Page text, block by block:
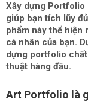
Xây dựng Portfolio
giúp bạn tích lũy
phẩm này thể hiện
cá nhân của bạn.
dựng portfolio
thuật hàng đầu.
Art Portfolio là